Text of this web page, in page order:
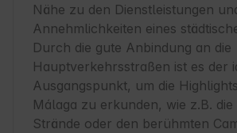
Nähe zu den Dienstleistungen
Annehmlichkeiten eines
Durch die gute Anbindung an die
Hauptverkehrsstraßen ist es der
Ausgangspunkt, um die
Málaga zu erkunden, wie z.B.
Strände oder den berühmten